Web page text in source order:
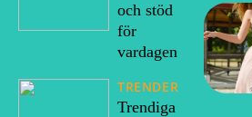
och stöd
för
vardagen
TRENDER
Trendiga